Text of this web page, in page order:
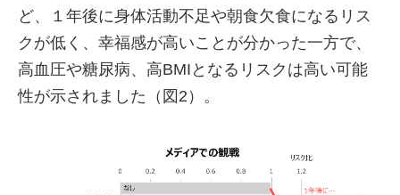
ど、１年後に身体活動不足や朝食欠食になるリス
クが低く、幸福感が高いことが分かった一方で、
高血圧や糖尿病、高BMIとなるリスクは高い可能
性が示されました（図2）。